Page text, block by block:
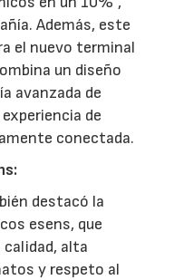
Además, este
el nuevo terminal
un diseño
avanzada de
de
conectada.
destacó la
esens, que
calidad, alta
y respeto al